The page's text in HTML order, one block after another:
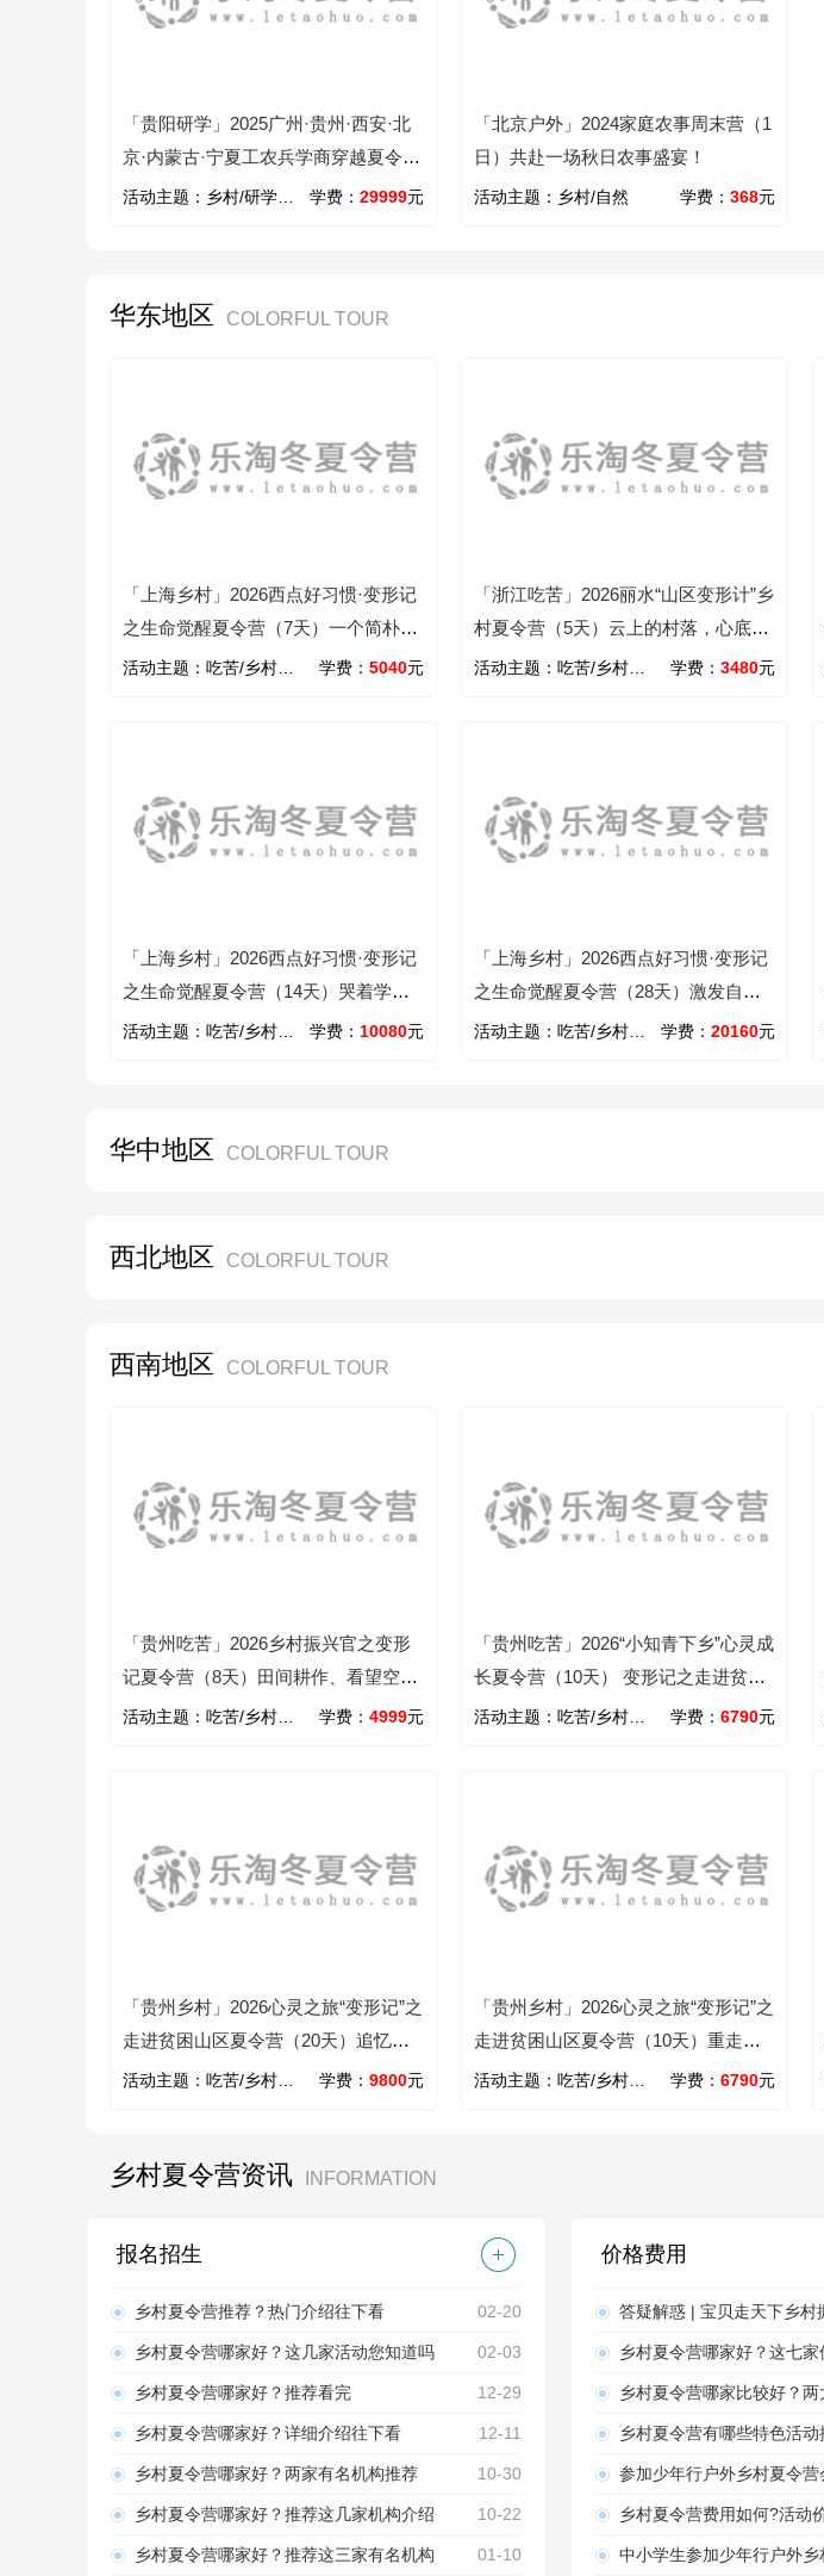
「贵阳研学」2025广州·贵州·西安·北
京·内蒙古·宁夏工农兵学商穿越夏令营
（28天）读万卷书行万里路
学费： 29999元
活动主题： 乡村/研学/旅行/草原/沙漠/励志/文化/国学
「北京户外」2024家庭农事周末营（1
日）共赴一场秋日农事盛宴！
学费： 368元
活动主题： 乡村/自然
华东地区 COLORFUL TOUR
「上海乡村」2026西点好习惯·变形记
之生命觉醒夏令营（7天）一个简朴乡
村，成就一位全能少年
学费： 5040元
活动主题： 吃苦/乡村/心智/励志
「浙江吃苦」2026丽水“山区变形计”乡
村夏令营（5天）云上的村落，心底的
感恩
学费： 3480元
活动主题： 吃苦/乡村/野外/励志
「上海乡村」2026西点好习惯·变形记
之生命觉醒夏令营（14天）哭着学会
感恩
学费： 10080元
活动主题： 吃苦/乡村/心智/领袖/励志
「上海乡村」2026西点好习惯·变形记
之生命觉醒夏令营（28天）激发自我
潜能
学费： 20160元
活动主题： 吃苦/乡村/心智/领袖/励志
华中地区 COLORFUL TOUR
西北地区 COLORFUL TOUR
西南地区 COLORFUL TOUR
「贵州吃苦」2026乡村振兴官之变形
记夏令营（8天）田间耕作、看望空巢
老人……
学费： 4999元
活动主题： 吃苦/乡村/心智/文化
「贵州吃苦」2026“小知青下乡”心灵成
长夏令营（10天） 变形记之走进贫困
山区
学费： 6790元
活动主题： 吃苦/乡村/心智
「贵州乡村」2026心灵之旅“变形记”之
走进贫困山区夏令营（20天）追忆父
辈的青春年华
学费： 9800元
活动主题： 吃苦/乡村/心智/励志
「贵州乡村」2026心灵之旅“变形记”之
走进贫困山区夏令营（10天）重走父
辈青春足迹
学费： 6790元
活动主题： 吃苦/乡村/心智/励志
乡村夏令营资讯 INFORMATION
报名招生
乡村夏令营推荐？热门介绍往下看 02-20
乡村夏令营哪家好？这几家活动您知道吗 02-03
乡村夏令营哪家好？推荐看完 12-29
乡村夏令营哪家好？详细介绍往下看 12-11
乡村夏令营哪家好？两家有名机构推荐 10-30
乡村夏令营哪家好？推荐这几家机构介绍 10-22
乡村夏令营哪家好？推荐这三家有名机构 01-10
价格费用
乡村夏令营哪家好？这七家
乡村夏令营哪家比较好？两
乡村夏令营费用如何?活动